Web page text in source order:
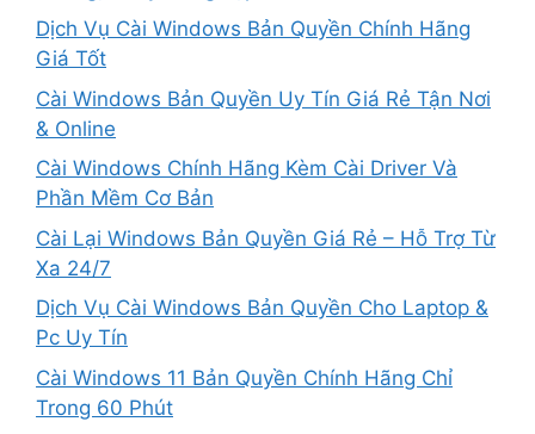
Dịch Vụ Cài Windows Bản Quyền Chính Hãng
Giá Tốt
Cài Windows Bản Quyền Uy Tín Giá Rẻ Tận Nơi
& Online
Cài Windows Chính Hãng Kèm Cài Driver Và
Phần Mềm Cơ Bản
Cài Lại Windows Bản Quyền Giá Rẻ – Hỗ Trợ Từ
Xa 24/7
Dịch Vụ Cài Windows Bản Quyền Cho Laptop &
Pc Uy Tín
Cài Windows 11 Bản Quyền Chính Hãng Chỉ
Trong 60 Phút